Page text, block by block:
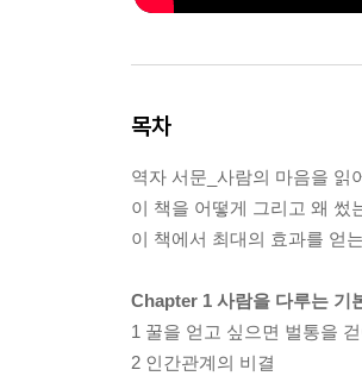
목차
역자 서문_사람의 마음을 읽
이 책을 어떻게 그리고 왜 썼
이 책에서 최대의 효과를 얻
Chapter 1 사람을 다루는 기
1 꿀을 얻고 싶으면 벌통을
2 인간관계의 비결